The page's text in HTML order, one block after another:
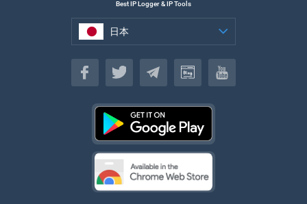
Best IP Logger & IP Tools
日本
日本